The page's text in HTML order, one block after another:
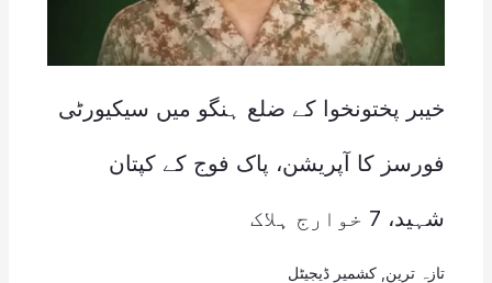
خیبر پختونخوا کے ضلع ہنگو میں سیکیورٹی
فورسز کا آپریشن، پاک فوج کے کپتان
شہید، 7 خوارج ہلاک
تازہ ترین کشمیر ڈیجیٹل